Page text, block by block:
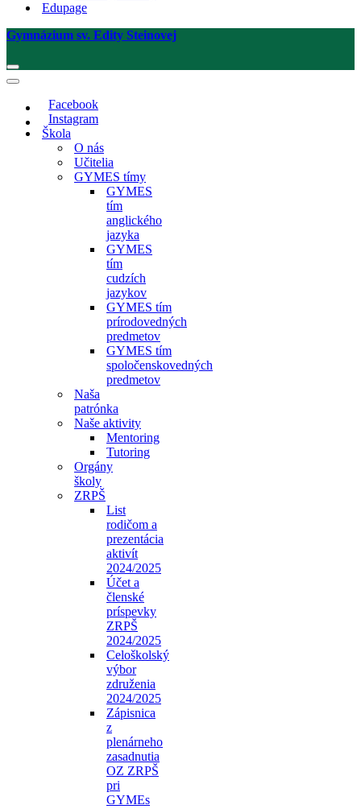
Edupage
Gymnázium sv. Edity Steinovej
Menu
navigácie
Menu
navigácieFacebook
Instagram
Škola
O nás
Učitelia
GYMES tímy
GYMES
tím
anglického
jazyka
GYMES
tím
cudzích
jazykov
GYMES tím
prírodovedných
predmetov
GYMES tím
spoločenskovedných
predmetov
Naša
patrónka
Naše aktivity
Mentoring
Tutoring
Orgány
školy
ZRPŠ
List
rodičom a
prezentácia
aktivít
2024/2025
Účet a
členské
príspevky
ZRPŠ
2024/2025
Celoškolský
výbor
združenia
2024/2025
Zápisnica
z
plenárneho
zasadnutia
OZ ZRPŠ
pri
GYMEs